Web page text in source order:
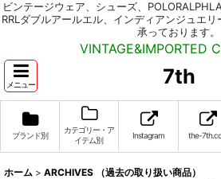
ビンテージウェア、シューズ、
RRLダブルアールエル、インディアンジュエ
承っております。
VINTAGE&IMPORTED
メニュー 7th
ブランド別
カテゴリー・ア
イテム別
Instagram the-
ホーム > ARCHIVES （過去の取り扱い商品）